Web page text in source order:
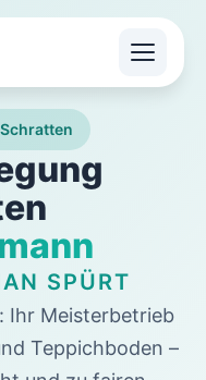
SPÜRT
Ihr Meisterbetrieb
Teppichboden –